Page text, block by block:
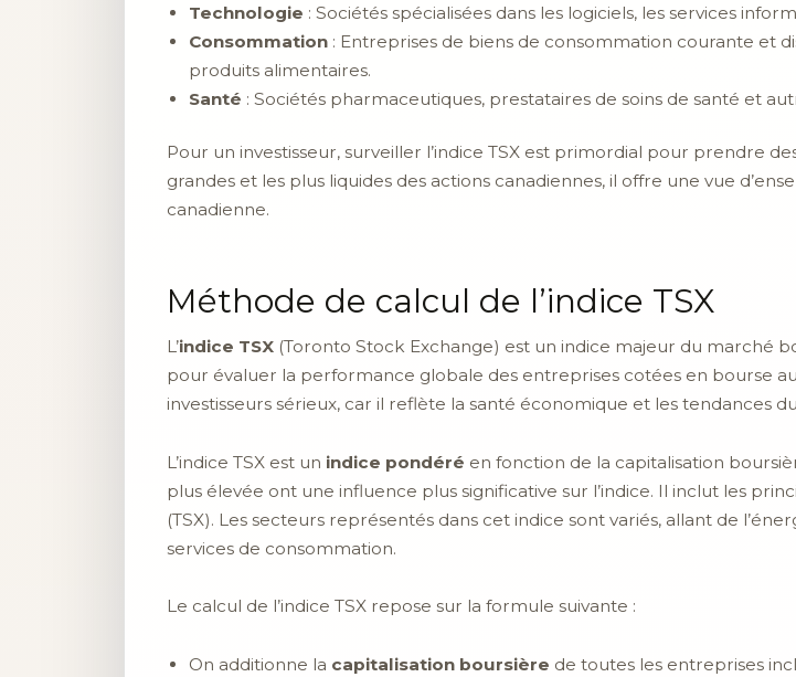
Technologie : Sociétés spécialisées dans les logiciels, les services
Consommation : Entreprises de biens de consommation courante et
produits alimentaires.
Santé : Sociétés pharmaceutiques, prestataires de soins de santé et
Pour un investisseur, surveiller l’indice TSX est primordial pour prendre
grandes et les plus liquides des actions canadiennes, il offre une vue
canadienne.
Méthode de calcul de l’indice TSX
L’indice TSX (Toronto Stock Exchange) est un indice majeur du marché
pour évaluer la performance globale des entreprises cotées en bourse
investisseurs sérieux, car il reflète la santé économique et les tendances
L’indice TSX est un indice pondéré en fonction de la capitalisation
plus élevée ont une influence plus significative sur l’indice. Il inclut les
(TSX). Les secteurs représentés dans cet indice sont variés, allant de
services de consommation.
Le calcul de l’indice TSX repose sur la formule suivante :
On additionne la capitalisation boursière de toutes les entreprises